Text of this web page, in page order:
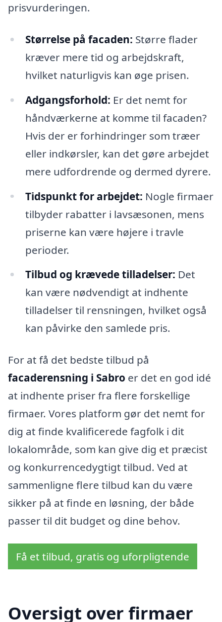
prisvurderingen.
Størrelse på facaden: Større flader
kræver mere tid og arbejdskraft,
hvilket naturligvis kan øge prisen.
Adgangsforhold: Er det nemt for
håndværkerne at komme til facaden?
Hvis der er forhindringer som træer
eller indkørsler, kan det gøre arbejdet
mere udfordrende og dermed dyrere.
Tidspunkt for arbejdet: Nogle firmaer
tilbyder rabatter i lavsæsonen, mens
priserne kan være højere i travle
perioder.
Tilbud og krævede tilladelser: Det
kan være nødvendigt at indhente
tilladelser til rensningen, hvilket også
kan påvirke den samlede pris.
For at få det bedste tilbud på
facaderensning i Sabro er det en god idé
at indhente priser fra flere forskellige
firmaer. Vores platform gør det nemt for
dig at finde kvalificerede fagfolk i dit
lokalområde, som kan give dig et præcist
og konkurrencedygtigt tilbud. Ved at
sammenligne flere tilbud kan du være
sikker på at finde en løsning, der både
passer til dit budget og dine behov.
Få et tilbud, gratis og uforpligtende
Oversigt over firmaer